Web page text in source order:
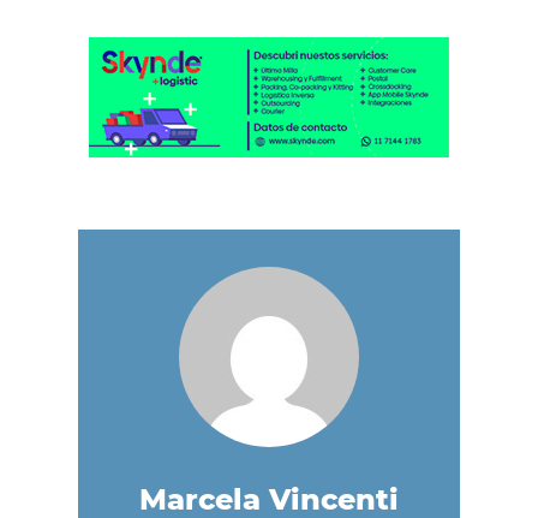
Marcela Vincenti